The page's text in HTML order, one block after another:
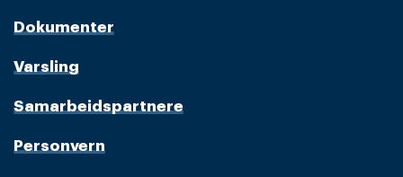
Dokumenter
Varsling
Samarbeidspartnere
Personvern